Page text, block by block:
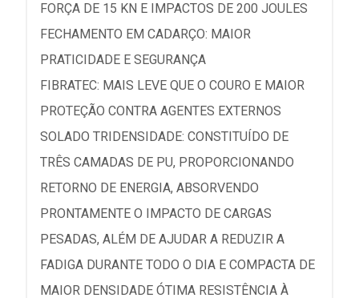
FORÇA DE 15 KN E IMPACTOS DE 200 JOULES
FECHAMENTO EM CADARÇO: MAIOR
PRATICIDADE E SEGURANÇA
FIBRATEC: MAIS LEVE QUE O COURO E MAIOR
PROTEÇÃO CONTRA AGENTES EXTERNOS
SOLADO TRIDENSIDADE: CONSTITUÍDO DE
TRÊS CAMADAS DE PU, PROPORCIONANDO
RETORNO DE ENERGIA, ABSORVENDO
PRONTAMENTE O IMPACTO DE CARGAS
PESADAS, ALÉM DE AJUDAR A REDUZIR A
FADIGA DURANTE TODO O DIA E COMPACTA DE
MAIOR DENSIDADE ÓTIMA RESISTÊNCIA À